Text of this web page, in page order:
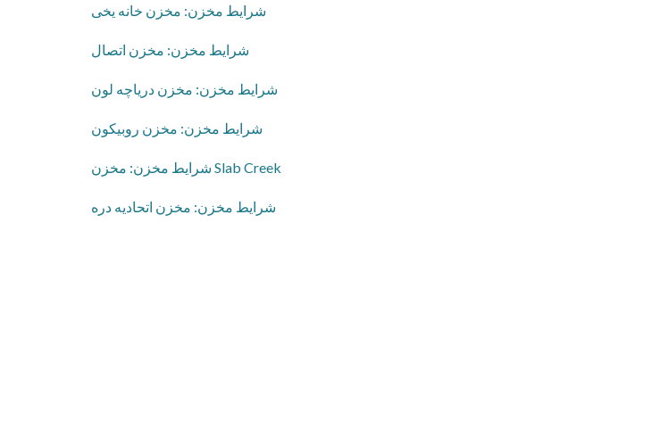
​شرایط مخزن: مخزن خانه یخی
​شرایط مخزن: مخزن اتصال
​شرایط مخزن: مخزن دریاچه لون
​شرایط مخزن: مخزن روبیکون
​شرایط مخزن: مخزن Slab Creek
​شرایط مخزن: مخزن اتحادیه دره